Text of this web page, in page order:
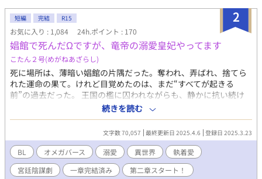
執着ロマンス。
2
短編 完結 R15
お気に入り : 1,084 24h.ポイント : 170
娼館で死んだΩですが、竜帝の溺愛皇妃やってます
こたん２号(めがねあざらし)
死に場所は、薄暗い娼館の片隅だった。奪われ、弄ばれ、捨てら
れた運命の果て。けれど目覚めたのは、まだ“すべてが起きる
前”の過去だった。 王国の檻に囚われながらも、静かに抗い続け
た日々。その中で出会った“彼”が、冷え切った運命に、初めて温
もりを灯す。 運命を塗り替えるために歩み始めた、険しくも孤独
な道の先。そこで待っていたのは、金の瞳を持つ竜帝—— 「お前
を、誰にも渡すつもりはない」 溺愛、独占、そしてトラヴィスの
宮廷に渦巻く陰謀と政敵たち。死に戻ったΩは、今度こそ自分自
身を救うため、皇妃として“未来”を手繰り寄せる。 愛され、試さ
れ、それでも生き抜くために——第二章、ここに開幕。
続きを読む
文字数 70,057 最終更新日 2025.4.6 登録日 2025.3.23
BL オメガバース 溺愛 異世界
執着愛
宮廷陰謀劇
一章完結済み
第二章スタート！